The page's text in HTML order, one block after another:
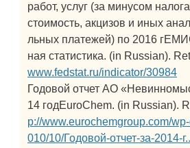
работ, услуг (за минусом
стоимость, акцизов и иных
льных платежей) по 2016
ная статистика. (in Russian).
www.fedstat.ru/indicator/30984
Годовой отчет АО
14 годEuroChem. (in Russian).
p://www.eurochemgroup.com/
010/10/Годовой-отчет-за-2014-